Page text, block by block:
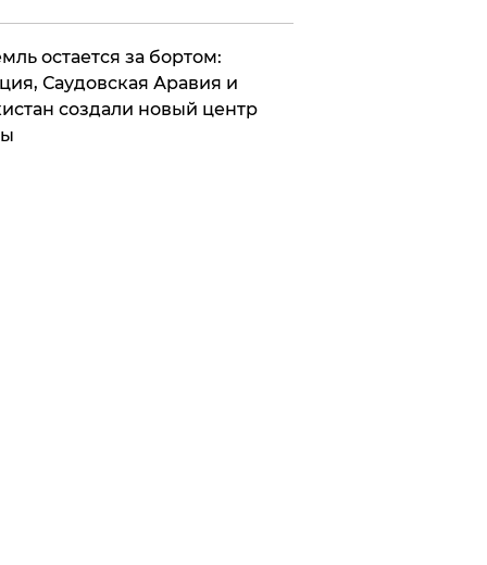
остается за бортом:
Саудовская Аравия и
создали новый центр